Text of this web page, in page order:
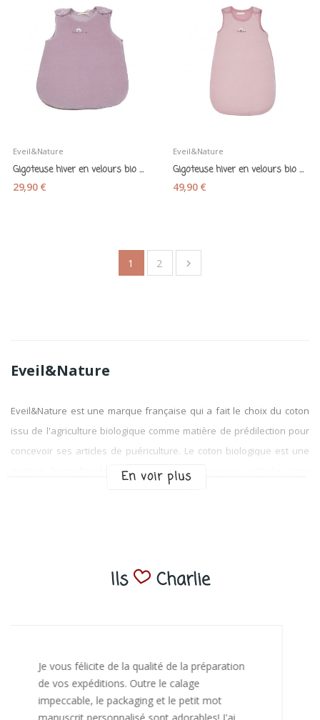
Eveil&Nature
Gigoteuse hiver en velours bio bois de rose 55...
29,90 €
Eveil&Nature
Gigoteuse hiver en velours bio bois de rose 110...
49,90 €
1 2 
Eveil&Nature
Eveil&Nature est une marque française qui a fait le choix du coton
issu de l'agriculture biologique comme matière de prédilection pour
concevoir ses articles de puériculture. Le coton biologique est une
matière hypoallergénique, garantie non toxique, cultivée sans
à partir de coton biologique qui apporte toute la douceur et le
En voir plus
Ils Charlie
J’ai adoré ouvrir ce paquet votre message est
bienveillant et fait plaisir. Je ne manquerai pas
de recommandé chez vous. Bonne